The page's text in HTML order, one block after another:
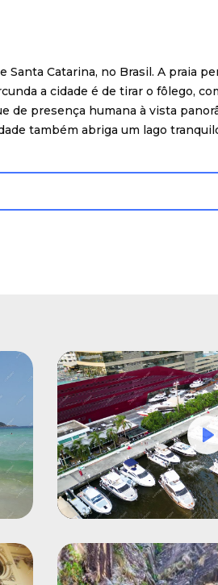
Catarina, no Brasil. A praia
a cidade é de tirar o fôlego,
de presença humana à vista
também abriga um lago